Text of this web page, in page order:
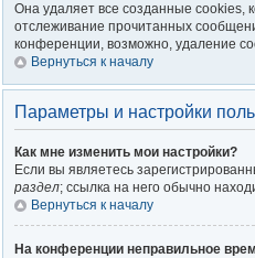
Она удаляет все созданные cookies,
отслеживание прочитанных
конференции, возможно, удаление
Вернуться к началу
Параметры и настройки
Как мне изменить мои настройки?
Если вы являетесь
раздел; ссылка на него обычно
Вернуться к началу
На конференции неправильное